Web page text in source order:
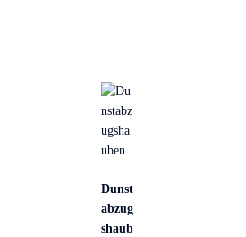
Dunst
abzug
shaub